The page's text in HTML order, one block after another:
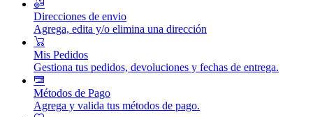
Direcciones de envio
Agrega, edita y/o elimina una dirección
Mis Pedidos
Gestiona tus pedidos, devoluciones y fechas de entrega.
Métodos de Pago
Agrega y valida tus métodos de pago.